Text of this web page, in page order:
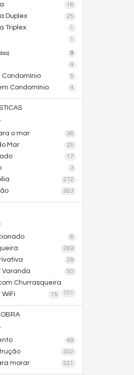
16
Duplex 25
Triplex 1
1
9
4
Condomínio 5
Condomínio 4
o mar
36
Mar 25
17
3
272
263
6
269
29
Varanda 50
Churrasqueira
101
15
OBRA
49
302
morar 521